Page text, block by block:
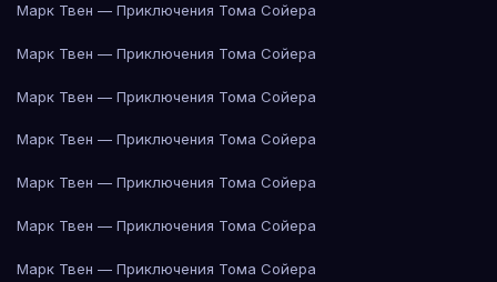
Марк Твен — Приключения Тома Сойера
Марк Твен — Приключения Тома Сойера
Марк Твен — Приключения Тома Сойера
Марк Твен — Приключения Тома Сойера
Марк Твен — Приключения Тома Сойера
Марк Твен — Приключения Тома Сойера
Марк Твен — Приключения Тома Сойера